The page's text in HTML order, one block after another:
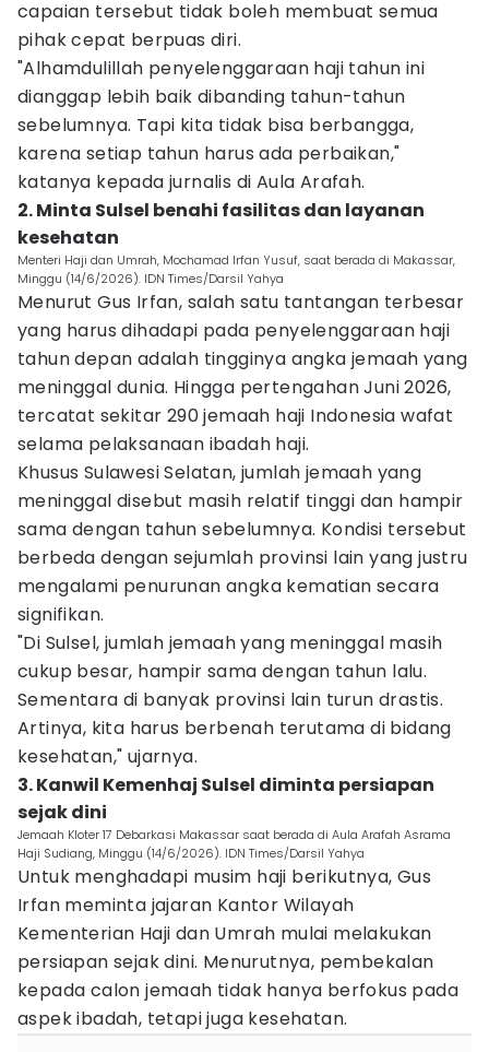
capaian tersebut tidak boleh membuat semua
pihak cepat berpuas diri.
"Alhamdulillah penyelenggaraan haji tahun ini
dianggap lebih baik dibanding tahun-tahun
sebelumnya. Tapi kita tidak bisa berbangga,
karena setiap tahun harus ada perbaikan,"
katanya kepada jurnalis di Aula Arafah.
2. Minta Sulsel benahi fasilitas dan layanan
kesehatan
Menteri Haji dan Umrah, Mochamad Irfan Yusuf, saat berada di Makassar,
Minggu (14/6/2026). IDN Times/Darsil Yahya
Menurut Gus Irfan, salah satu tantangan terbesar
yang harus dihadapi pada penyelenggaraan haji
tahun depan adalah tingginya angka jemaah yang
meninggal dunia. Hingga pertengahan Juni 2026,
tercatat sekitar 290 jemaah haji Indonesia wafat
selama pelaksanaan ibadah haji.
Khusus Sulawesi Selatan, jumlah jemaah yang
meninggal disebut masih relatif tinggi dan hampir
sama dengan tahun sebelumnya. Kondisi tersebut
berbeda dengan sejumlah provinsi lain yang justru
mengalami penurunan angka kematian secara
signifikan.
"Di Sulsel, jumlah jemaah yang meninggal masih
cukup besar, hampir sama dengan tahun lalu.
Sementara di banyak provinsi lain turun drastis.
Artinya, kita harus berbenah terutama di bidang
kesehatan," ujarnya.
3. Kanwil Kemenhaj Sulsel diminta persiapan
sejak dini
Jemaah Kloter 17 Debarkasi Makassar saat berada di Aula Arafah Asrama
Haji Sudiang, Minggu (14/6/2026). IDN Times/Darsil Yahya
Untuk menghadapi musim haji berikutnya, Gus
Irfan meminta jajaran Kantor Wilayah
Kementerian Haji dan Umrah mulai melakukan
persiapan sejak dini. Menurutnya, pembekalan
kepada calon jemaah tidak hanya berfokus pada
aspek ibadah, tetapi juga kesehatan.